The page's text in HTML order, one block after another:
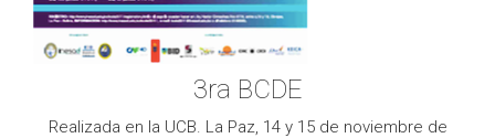
3ra BCDE
Realizada en la UCB. La Paz, 14 y 15 de noviembre de